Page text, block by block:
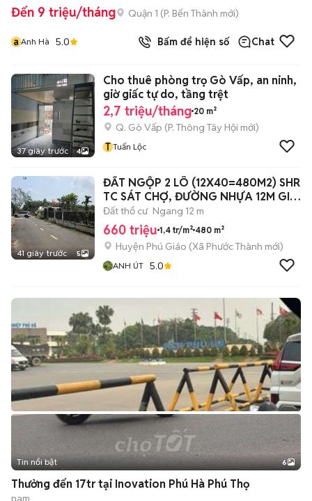
Đến 9 triệu/tháng Quận 1 (P. Bến Thành mới)
a Anh Hà 5.0 Bấm để hiện số Chat
37 giây trước 4
Cho thuê phòng trọ Gò Vấp, an ninh,
giờ giấc tự do, tầng trệt
2,7 triệu/tháng 20 m²
Q. Gò Vấp (P. Thông Tây Hội mới)
T Tuấn Lộc
41 giây trước 5
ĐẤT NGỘP 2 LÔ (12X40=480M2) SHR
TC SÁT CHỢ, ĐƯỜNG NHỰA 12M GIÁ
660TR
Đất thổ cư Ngang 12 m
660 triệu 1,4 tr/m² 480 m²
Huyện Phú Giáo (Xã Phước Thành mới)
ANH ÚT 5.0
+2
Tin nổi bật 6
Thưởng đến 17tr tại Inovation Phú Hà Phú Thọ
nam